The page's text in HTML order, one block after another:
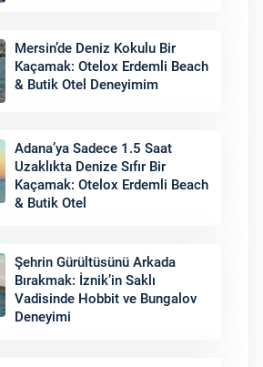
Mersin’de Deniz Kokulu Bir
Kaçamak: Otelox Erdemli Beach
& Butik Otel Deneyimim
Adana’ya Sadece 1.5 Saat
Uzaklıkta Denize Sıfır Bir
Kaçamak: Otelox Erdemli Beach
& Butik Otel
Şehrin Gürültüsünü Arkada
Bırakmak: İznik’in Saklı
Vadisinde Hobbit ve Bungalov
Deneyimi